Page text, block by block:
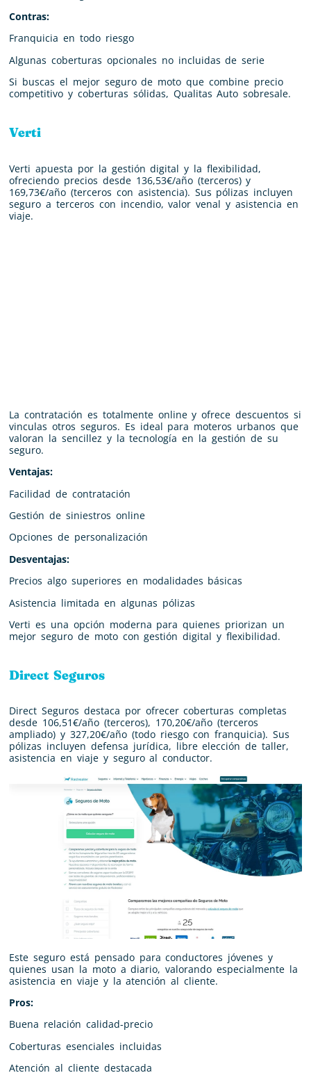
Contras:
Franquicia en todo riesgo
Algunas coberturas opcionales no incluidas de serie
Si buscas el mejor seguro de moto que combine precio
competitivo y coberturas sólidas, Qualitas Auto sobresale.
Verti
Verti apuesta por la gestión digital y la flexibilidad,
ofreciendo precios desde 136,53€/año (terceros) y
169,73€/año (terceros con asistencia). Sus pólizas incluyen
seguro a terceros con incendio, valor venal y asistencia en
viaje.
La contratación es totalmente online y ofrece descuentos si
vinculas otros seguros. Es ideal para moteros urbanos que
valoran la sencillez y la tecnología en la gestión de su
seguro.
Ventajas:
Facilidad de contratación
Gestión de siniestros online
Opciones de personalización
Desventajas:
Precios algo superiores en modalidades básicas
Asistencia limitada en algunas pólizas
Verti es una opción moderna para quienes priorizan un
mejor seguro de moto con gestión digital y flexibilidad.
Direct Seguros
Direct Seguros destaca por ofrecer coberturas completas
desde 106,51€/año (terceros), 170,20€/año (terceros
ampliado) y 327,20€/año (todo riesgo con franquicia). Sus
pólizas incluyen defensa jurídica, libre elección de taller,
asistencia en viaje y seguro al conductor.
Este seguro está pensado para conductores jóvenes y
quienes usan la moto a diario, valorando especialmente la
asistencia en viaje y la atención al cliente.
Pros:
Buena relación calidad-precio
Coberturas esenciales incluidas
Atención al cliente destacada